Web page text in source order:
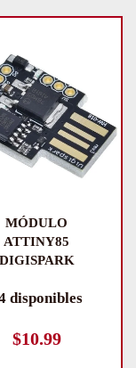
MÓDULO
ATTINY85
DIGISPARK
disponibles
$10.99